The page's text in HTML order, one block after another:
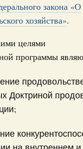
закона «О
хозяйства».
целями
программы
Доктриной
по
труда и
по